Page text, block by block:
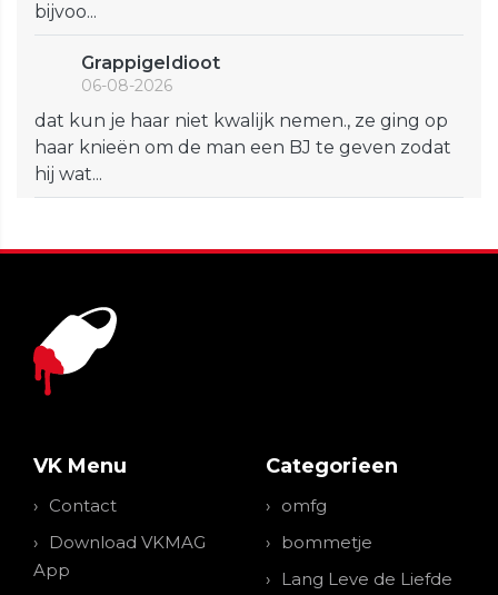
bijvoo...
GrappigeIdioot
06-08-2026
dat kun je haar niet kwalijk nemen., ze ging op
haar knieën om de man een BJ te geven zodat
hij wat...
VK Menu
Contact
Download VKMAG
App
Categorieen
omfg
bommetje
Lang Leve de Liefde